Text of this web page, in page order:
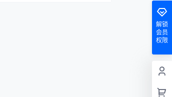
解锁
会员
权限